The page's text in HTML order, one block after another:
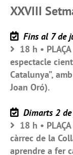
XXVIII
Fins al 7 de
18 h •
espectacle
Catalunya”,
Joan Oró).
Dimarts 2
18 h •
càrrec de la
aprendre a fer